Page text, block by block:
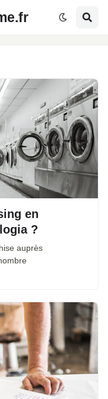
en
?
auprès